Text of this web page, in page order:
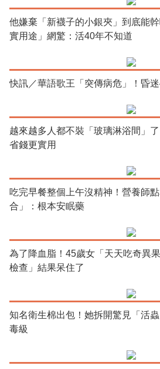
他嫌棄「新襪子的小銀夾」到底能
實用途」網驚：活40年不知道
快訊／華語歌王「突傳病危」！昏
越來越多人都不裝「玻璃淋浴間」
省錢更實用
吃完早餐整個上午沒精神！營養師
合」：根本安眠藥
為了降血脂！45歲女「天天吃奇異
檢查」結果呆住了
知名衛生棉出包！她拆開驚見「活
毒級